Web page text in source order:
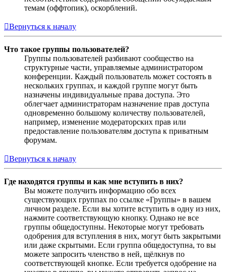
темам (оффтопик), оскорблений.
Вернуться к началу
Что такое группы пользователей?
Группы пользователей разбивают сообщество на
структурные части, управляемые администратором
конференции. Каждый пользователь может состоять в
нескольких группах, и каждой группе могут быть
назначены индивидуальные права доступа. Это
облегчает администраторам назначение прав доступа
одновременно большому количеству пользователей,
например, изменение модераторских прав или
предоставление пользователям доступа к приватным
форумам.
Вернуться к началу
Где находятся группы и как мне вступить в них?
Вы можете получить информацию обо всех
существующих группах по ссылке «Группы» в вашем
личном разделе. Если вы хотите вступить в одну из них,
нажмите соответствующую кнопку. Однако не все
группы общедоступны. Некоторые могут требовать
одобрения для вступления в них, могут быть закрытыми
или даже скрытыми. Если группа общедоступна, то вы
можете запросить членство в ней, щёлкнув по
соответствующей кнопке. Если требуется одобрение на